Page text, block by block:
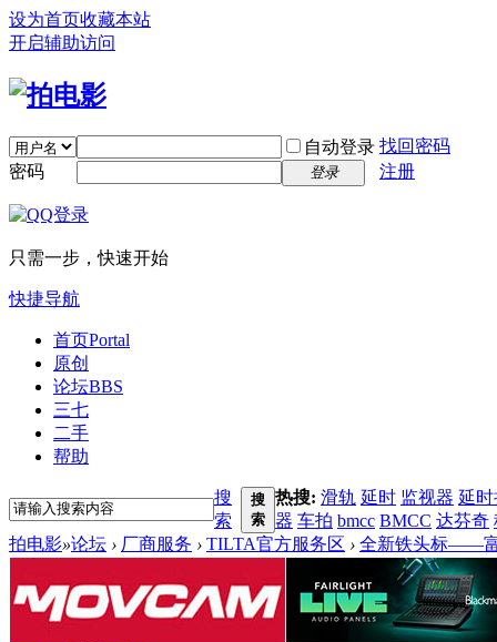
设为首页收藏本站
开启辅助访问
自动登录 找回密码
密码
登录 注册
只需一步，快速开始
快捷导航
首页Portal
原创
论坛BBS
三七
二手
帮助
搜
索
搜
索
热搜: 滑轨 延时 监视器 延
器 车拍 bmcc BMCC 达芬奇
拍电影»论坛 › 厂商服务 › TILTA官方服务区 › 全新铁头标——富